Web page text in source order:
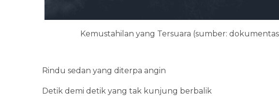
Kemustahilan yang Tersuara (sumber:
Rindu sedan yang diterpa angin
Detik demi detik yang tak kunjung berbalik